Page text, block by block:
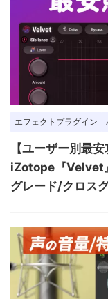
エフェクトプラグイン
【ユーザー別最
iZotope『Velvet
グレード/クロス